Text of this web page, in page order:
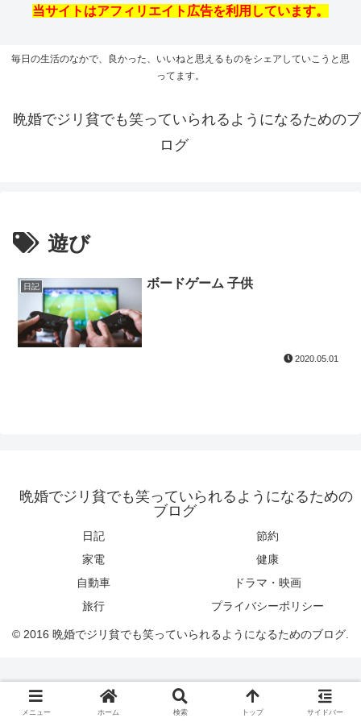
当サイトはアフィリエイト広告を利用しています。
毎日の生活のなかで、良かった、いいねと思えるものをシェアしていこうと思
ってます。
晩婚でジリ貧でも笑っていられるようになるためのブ
ログ
遊び
日記 ボードゲーム 子供
2020.05.01
晩婚でジリ貧でも笑っていられるようになるための
ブログ
日記
節約
家電
健康
自動車
ドラマ・映画
旅行
プライバシーポリシー
© 2016 晩婚でジリ貧でも笑っていられるようになるためのブログ.
メニュー ホーム 検索 トップ サイドバー